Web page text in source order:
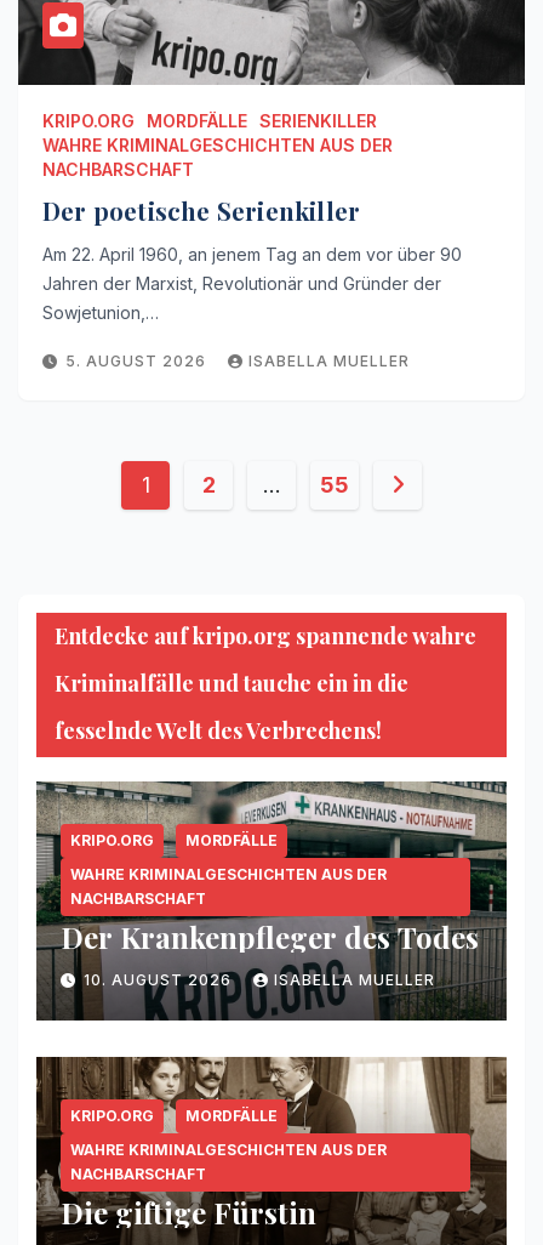
KRIPO.ORG MORDFÄLLE SERIENKILLER
WAHRE KRIMINALGESCHICHTEN AUS DER
NACHBARSCHAFT
Der poetische Serienkiller
Am 22. April 1960, an jenem Tag an dem vor über 90
Jahren der Marxist, Revolutionär und Gründer der
Sowjetunion,…
5. AUGUST 2026 ISABELLA MUELLER
Seitennummerierung
1 2 … 55
Entdecke auf kripo.org spannende wahre
Kriminalfälle und tauche ein in die
fesselnde Welt des Verbrechens!
KRIPO.ORG
MORDFÄLLE
WAHRE KRIMINALGESCHICHTEN AUS DER
NACHBARSCHAFT
Der Krankenpfleger des Todes
10. AUGUST 2026 ISABELLA MUELLER
KRIPO.ORG
MORDFÄLLE
WAHRE KRIMINALGESCHICHTEN AUS DER
NACHBARSCHAFT
Die giftige Fürstin